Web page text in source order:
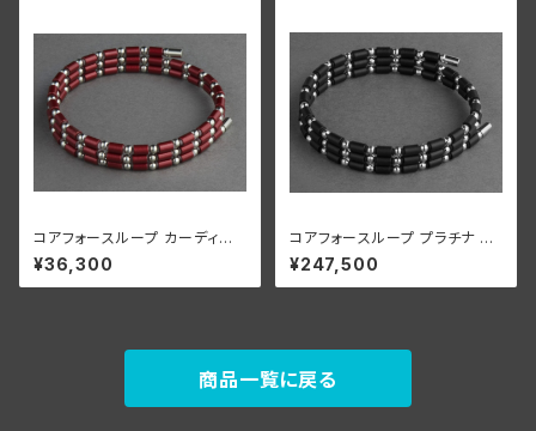
コアフォースループ カーディナ
ルレッド SUS CFL50【正規品】
¥36,300
コアフォースループ プラチナ CF
L50【正規品】
¥247,500
商品一覧に戻る